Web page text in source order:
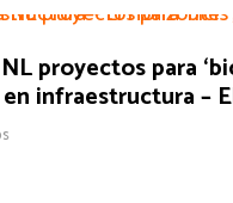
proyectos para
infraestructura –